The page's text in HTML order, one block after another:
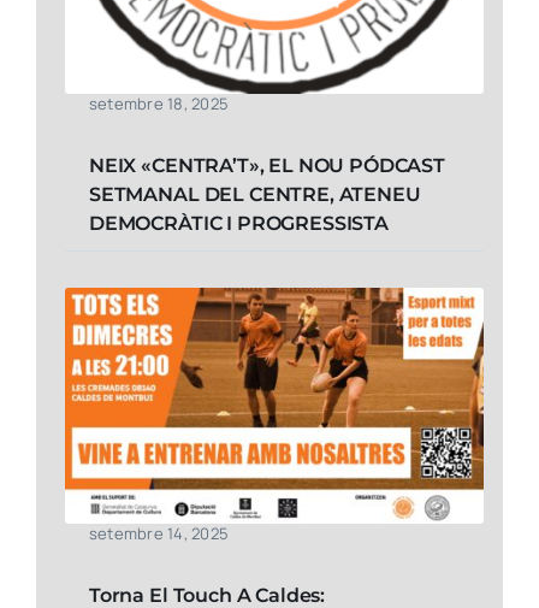
setembre 18, 2025
NEIX «CENTRA’T», EL NOU PÓDCAST
SETMANAL DEL CENTRE, ATENEU
DEMOCRÀTIC I PROGRESSISTA
setembre 14, 2025
Torna El Touch A Caldes: